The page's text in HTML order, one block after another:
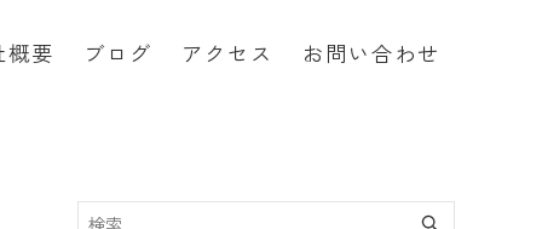
概要 ブログ アクセス お問い合わせ